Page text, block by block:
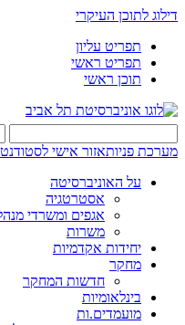
דילוג לתוכן העיקרי
תפריט עליון
תפריט ראשי
תוכן ראשי
מערכת פניותאזור אישי
על האוניברסיטה
אסטרטגיה
אגפים ומשרדי
משרות
יחידות אקדמיות
מחקר
חדשות המחקר
בינלאומיות
מועמדים.ות